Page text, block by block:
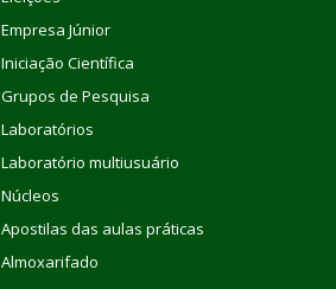
Empresa Júnior
Iniciação Científica
Grupos de Pesquisa
Laboratórios
Laboratório multiusuário
Núcleos
Apostilas das aulas práticas
Almoxarifado